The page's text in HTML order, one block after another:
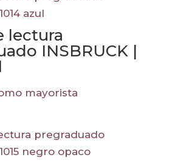
lectura
INSBRUCK |
mayorista